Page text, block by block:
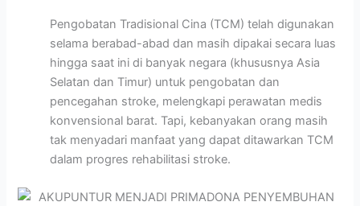
Pengobatan Tradisional Cina (TCM) telah digunakan
selama berabad-abad dan masih dipakai secara luas
hingga saat ini di banyak negara (khususnya Asia
Selatan dan Timur) untuk pengobatan dan
pencegahan stroke, melengkapi perawatan medis
konvensional barat. Tapi, kebanyakan orang masih
tak menyadari manfaat yang dapat ditawarkan TCM
dalam progres rehabilitasi stroke.